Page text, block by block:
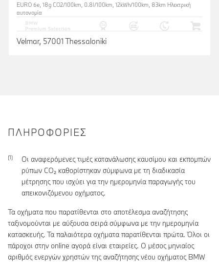
EURO 6e, 18g CO2/100km, 0.8l/100km, 12kWh/100km, 83km Ηλεκτρική
αυτονομία
Velmar, 57001 Thessaloniki
ΠΛΗΡΟΦΟΡΊΕΣ
Οι αναφερόμενες τιμές κατανάλωσης καυσίμου και εκπομπών
ρύπων CO₂ καθορίστηκαν σύμφωνα με τη διαδικασία
μέτρησης που ισχύει για την ημερομηνία παραγωγής του
απεικονιζόμενου οχήματος.
Τα οχήματα που παρατίθενται στο αποτέλεσμα αναζήτησης
ταξινομούνται με αύξουσα σειρά σύμφωνα με την ημερομηνία
κατασκευής. Τα παλαιότερα οχήματα παρατίθενται πρώτα. Όλοι οι
πάροχοι στην online αγορά είναι εταιρείες. Ο μέσος μηνιαίος
αριθμός ενεργών χρηστών της αναζήτησης νέου οχήματος BMW